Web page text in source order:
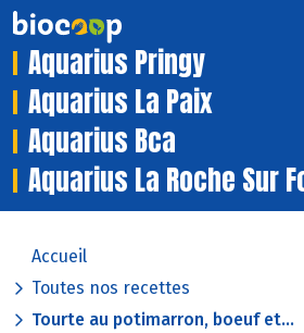
Aquarius Pringy
Aquarius La Paix
Aquarius Bca
Aquarius La Roche Sur
Accueil
Toutes nos recettes
Tourte au potimarron, boeuf et...